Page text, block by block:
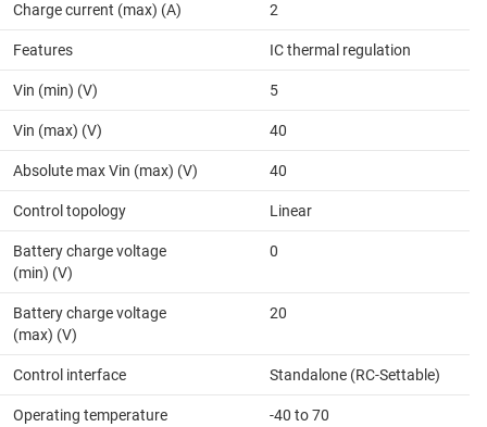
Charge current (max) (A) 2
Features IC thermal regulation
Vin (min) (V) 5
Vin (max) (V) 40
Absolute max Vin (max) (V) 40
Control topology Linear
Battery charge voltage
(min) (V)
0
Battery charge voltage
(max) (V)
20
Control interface Standalone (RC-Settable)
Operating temperature
-40 to 70